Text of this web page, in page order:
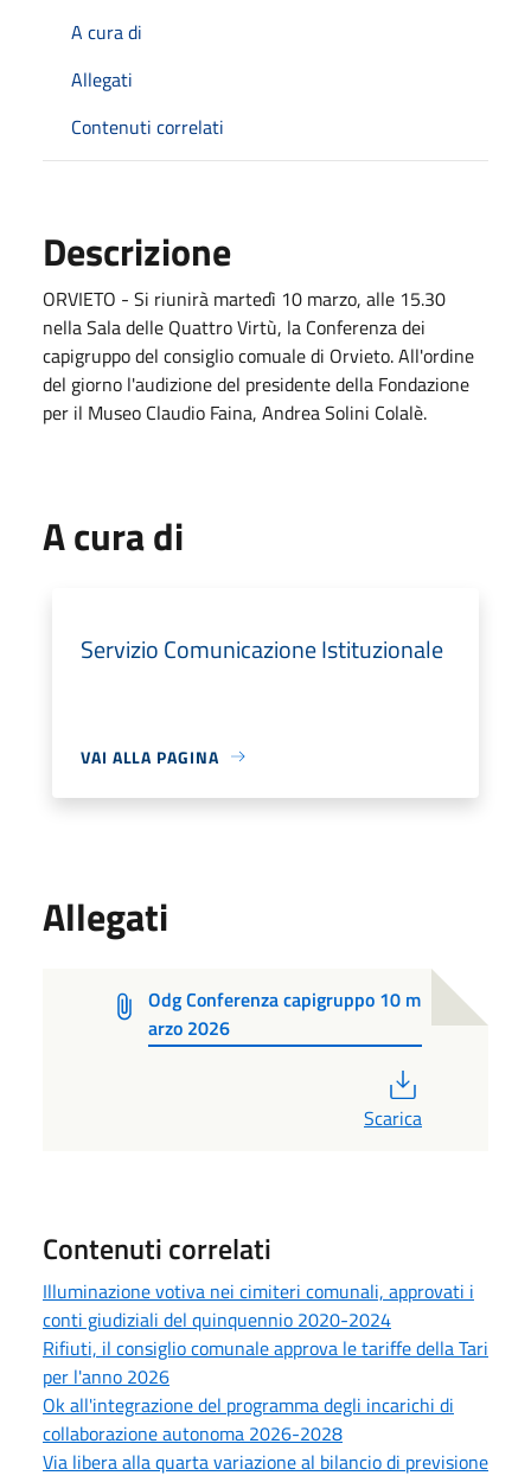
A cura di
Allegati
Contenuti correlati
Descrizione
ORVIETO - Si riunirà martedì 10 marzo, alle 15.30
nella Sala delle Quattro Virtù, la Conferenza dei
capigruppo del consiglio comuale di Orvieto. All'ordine
del giorno l'audizione del presidente della Fondazione
per il Museo Claudio Faina, Andrea Solini Colalè.
A cura di
Servizio Comunicazione Istituzionale
VAI ALLA PAGINA
Allegati
Odg Conferenza capigruppo 10 m
arzo 2026
Scarica
Contenuti correlati
Illuminazione votiva nei cimiteri comunali, approvati i
conti giudiziali del quinquennio 2020-2024
Rifiuti, il consiglio comunale approva le tariffe della Tari
per l'anno 2026
Ok all'integrazione del programma degli incarichi di
collaborazione autonoma 2026-2028
Via libera alla quarta variazione al bilancio di previsione